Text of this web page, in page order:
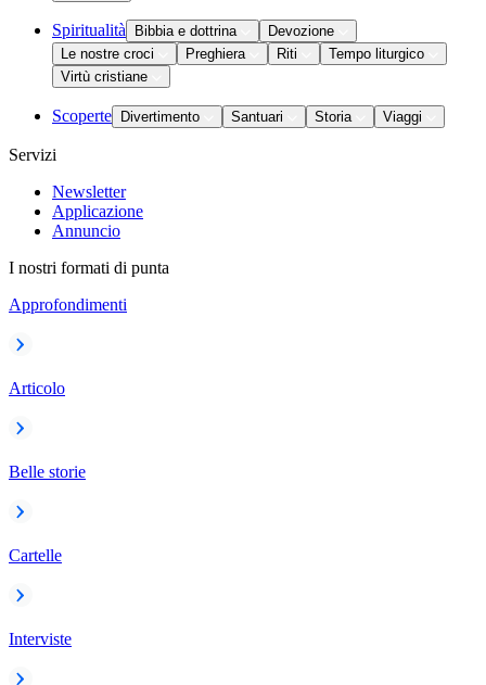
Spiritualità Bibbia e dottrina
Devozione
Le nostre croci
Preghiera Riti
Tempo liturgico
Virtù cristiane
Scoperte Divertimento Santuari Storia Viaggi
Servizi
Newsletter
Applicazione
Annuncio
I nostri formati di punta
Approfondimenti
Articolo
Belle storie
Cartelle
Interviste